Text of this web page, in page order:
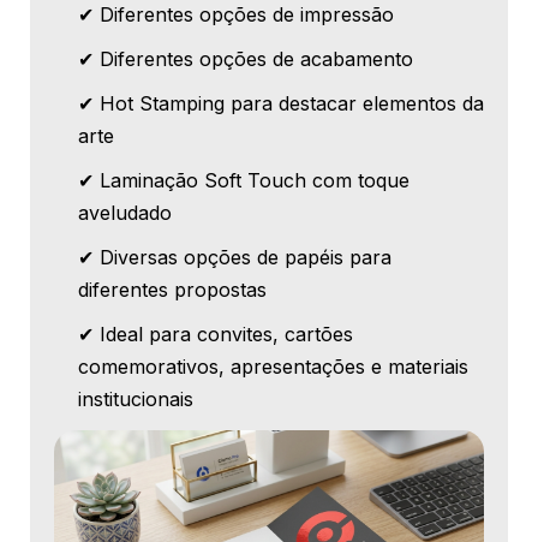
✔ Diferentes opções de impressão
✔ Diferentes opções de acabamento
✔ Hot Stamping para destacar elementos da
arte
✔ Laminação Soft Touch com toque
aveludado
✔ Diversas opções de papéis para
diferentes propostas
✔ Ideal para convites, cartões
comemorativos, apresentações e materiais
institucionais